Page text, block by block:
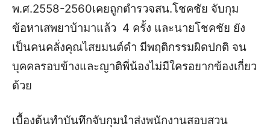
พ.ศ.2558-2560เคยถูกตำรวจสน.โชคชัย จับกุม
ข้อหาเสพยาบ้ามาแล้ว 4 ครั้ง และนายโชคชัย ยัง
เป็นคนคลั่งคุณไสยมนต์ดำ มีพฤติกรรมผิดปกติ จน
บุคคลรอบข้างและญาติพี่น้องไม่มีใครอยากข้องเกี่ยว
ด้วย
เบื้องต้นทำบันทึกจับกุมนำส่งพนักงานสอบสวน